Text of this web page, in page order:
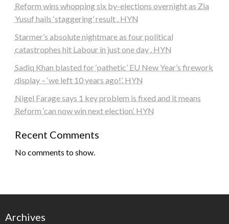
Reform wins whopping six by-elections overnight as Zia
Yusuf hails ‘staggering’ result . HYN
Starmer’s absolute nightmare as four political
catastrophes hit Labour in just one day . HYN
Sadiq Khan blasted for ‘pathetic’ EU New Year’s firework
display – ‘we left 10 years ago!’. HYN
Nigel Farage says 1 key problem is fixed and it means
Reform ‘can now win next election’. HYN
Recent Comments
No comments to show.
Archives